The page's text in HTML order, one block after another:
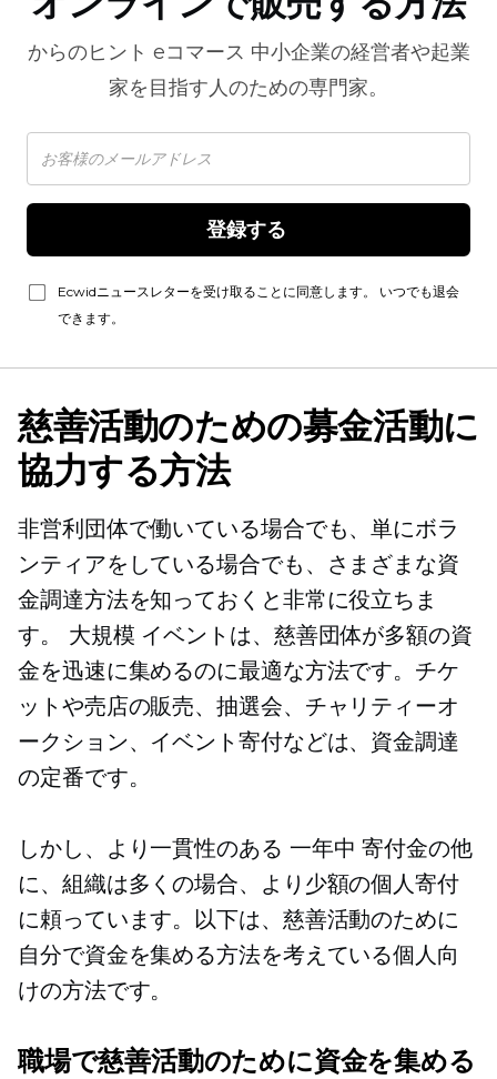
からのヒント eコマース 中小企業の経営者や起業
家を目指す人のための専門家。
Ecwidニュースレターを受け取ることに同意します。 いつでも退会
できます。
慈善活動のための募金活動に
協力する方法
非営利団体で働いている場合でも、単にボラ
ンティアをしている場合でも、さまざまな資
金調達方法を知っておくと非常に役立ちま
す。 大規模 イベントは、慈善団体が多額の資
金を迅速に集めるのに最適な方法です。チケ
ットや売店の販売、抽選会、チャリティーオ
ークション、イベント寄付などは、資金調達
の定番です。
しかし、より一貫性のある 一年中 寄付金の他
に、組織は多くの場合、より少額の個人寄付
に頼っています。以下は、慈善活動のために
自分で資金を集める方法を考えている個人向
けの方法です。
職場で慈善活動のために資金を集める